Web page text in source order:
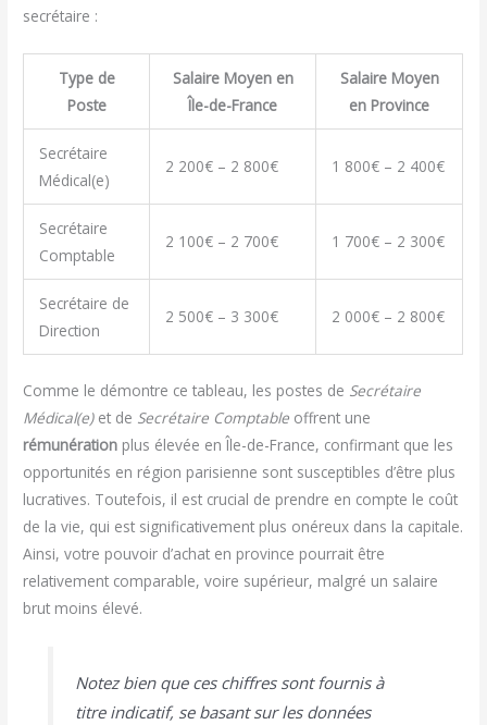
secrétaire :
Type de
Poste
Salaire Moyen en
Île-de-France
Salaire Moyen
en Province
Secrétaire
Médical(e)
2 200€ – 2 800€ 1 800€ – 2 400€
Secrétaire
Comptable
2 100€ – 2 700€ 1 700€ – 2 300€
Secrétaire de
Direction
2 500€ – 3 300€ 2 000€ – 2 800€
Comme le démontre ce tableau, les postes de Secrétaire
Médical(e)et de Secrétaire Comptable offrent une
rémunération plus élevée en Île-de-France, confirmant que les
opportunités en région parisienne sont susceptibles d’être plus
lucratives. Toutefois, il est crucial de prendre en compte le coût
de la vie, qui est significativement plus onéreux dans la capitale.
Ainsi, votre pouvoir d’achat en province pourrait être
relativement comparable, voire supérieur, malgré un salaire
brut moins élevé.
Notez bien que ces chiffres sont fournis à
titre indicatif, se basant sur les données